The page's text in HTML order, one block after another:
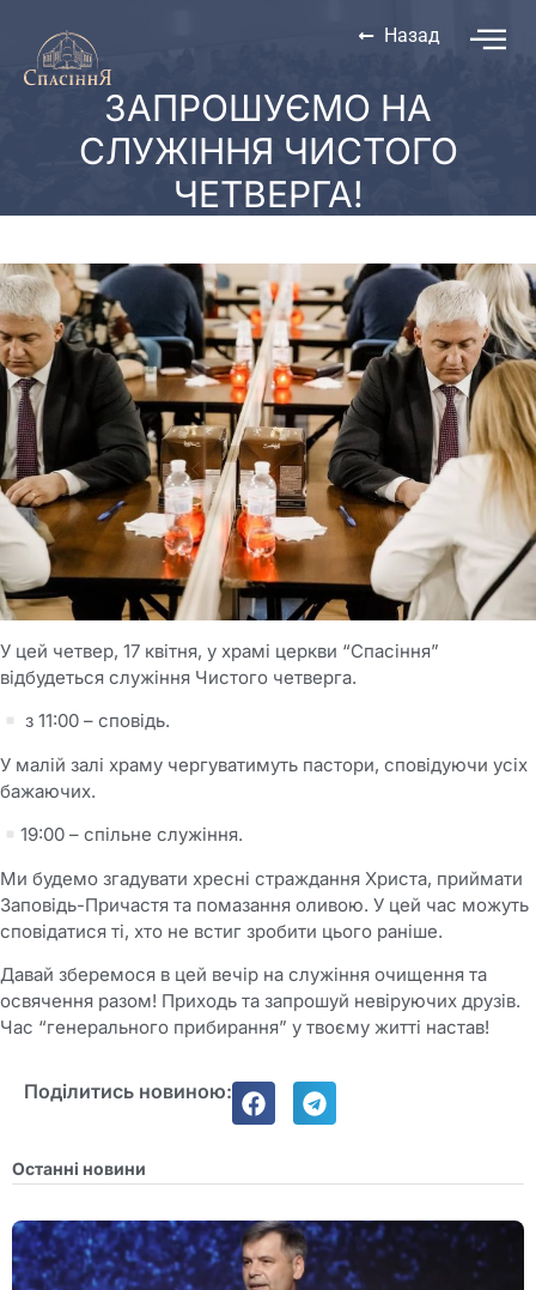
Назад
ЗАПРОШУЄМО НА
СЛУЖІННЯ ЧИСТОГО
ЧЕТВЕРГА!
У цей четвер, 17 квітня, у храмі церкви “Спасіння”
відбудеться служіння Чистого четверга.
з 11:00 – сповідь.
У малій залі храму чергуватимуть пастори, сповідуючи усіх
бажаючих.
19:00 – спільне служіння.
Ми будемо згадувати хресні страждання Христа, приймати
Заповідь-Причастя та помазання оливою. У цей час можуть
сповідатися ті, хто не встиг зробити цього раніше.
Давай зберемося в цей вечір на служіння очищення та
освячення разом! Приходь та запрошуй невіруючих друзів.
Час “генерального прибирання” у твоєму житті настав!
Поділитись новиною:
Останні новини